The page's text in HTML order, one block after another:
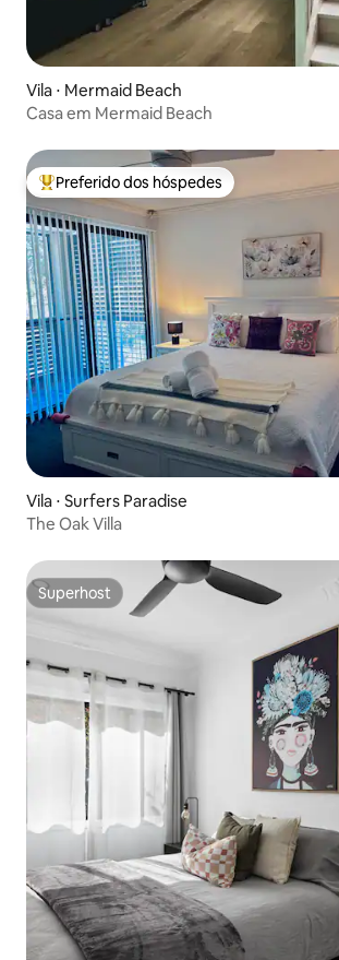
Vila ⋅ Mermaid Beach
Casa em Mermaid Beach
Entre os melhores preferidos dos hóspedes
Preferido dos hóspedes
Vila ⋅ Surfers Paradise
The Oak Villa
Superhost
Superhost